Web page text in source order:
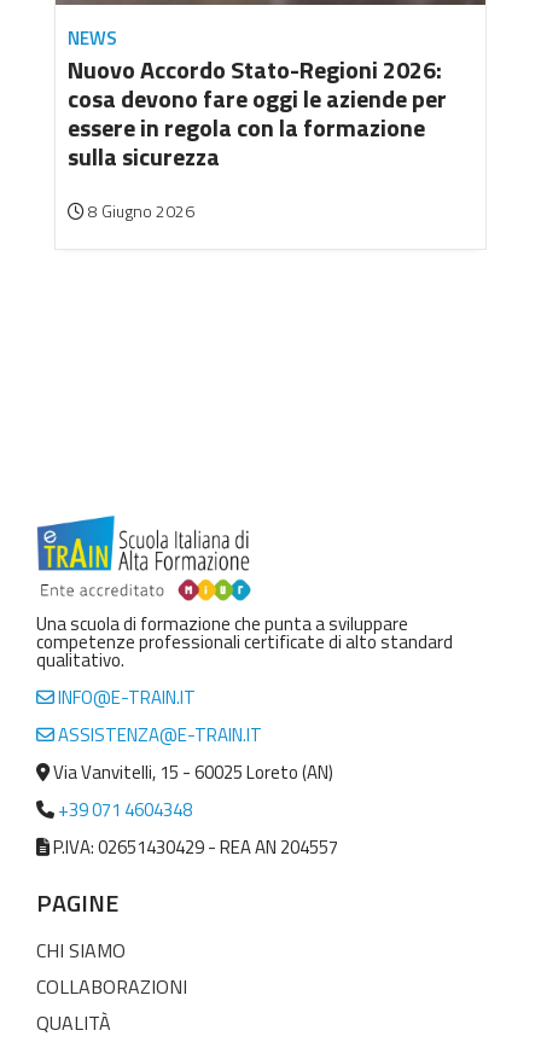
NEWS
Nuovo Accordo Stato-Regioni 2026:
cosa devono fare oggi le aziende per
essere in regola con la formazione
sulla sicurezza
8 Giugno 2026
Una scuola di formazione che punta a sviluppare
competenze professionali certificate di alto standard
qualitativo.
INFO@E-TRAIN.IT
ASSISTENZA@E-TRAIN.IT
Via Vanvitelli, 15 - 60025 Loreto (AN)
+39 071 4604348
P.IVA: 02651430429 - REA AN 204557
PAGINE
CHI SIAMO
COLLABORAZIONI
QUALITÀ